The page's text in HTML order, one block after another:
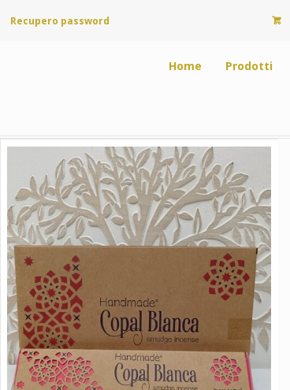
Recupero password
Home Prodotti